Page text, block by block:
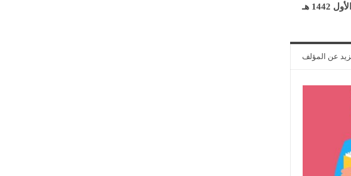
الأول 1442 هـ
عن المؤلف